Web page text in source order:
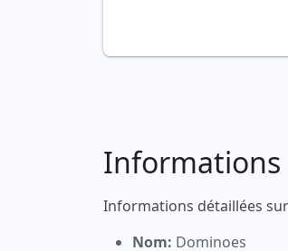
Informations
Informations détaillées
Nom: Dominoes